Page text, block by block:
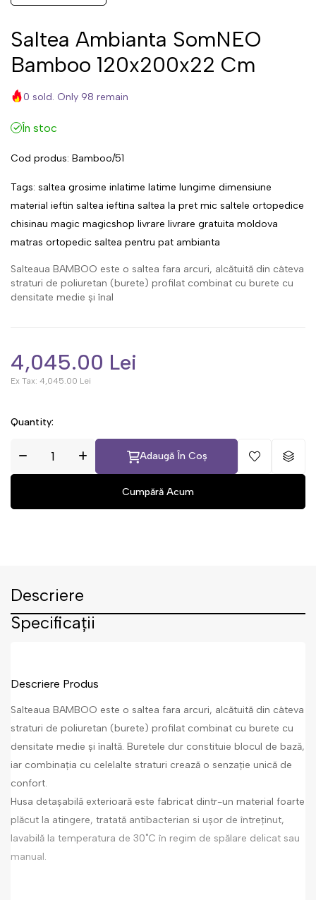
Saltea Ambianta SomNEO
Bamboo 120x200x22 Cm
0 sold. Only 98 remain
În stoc
Cod produs: Bamboo/51
Tags: saltea grosime inlatime latime lungime dimensiune
material ieftin saltea ieftina saltea la pret mic saltele ortopedice
chisinau magic magicshop livrare livrare gratuita moldova
matras ortopedic saltea pentru pat ambianta
Salteaua BAMBOO este o saltea fara arcuri, alcătuită din câteva
straturi de poliuretan (burete) profilat combinat cu burete cu
densitate medie și înal
4,045.00 Lei
Ex Tax: 4,045.00 Lei
Quantity:
Adaugă În Coș
Descriere
Specificații
Descriere Produs
Salteaua BAMBOO este o saltea fara arcuri, alcătuită din câteva
straturi de poliuretan (burete) profilat combinat cu burete cu
densitate medie și înaltă. Buretele dur constituie blocul de bază,
iar combinația cu celelalte straturi crează o senzație unică de
confort.
Husa detașabilă exterioară este fabricat dintr-un material foarte
plăcut la atingere, tratată antibacterian si ușor de întreținut,
lavabilă la temperatura de 30˚C în regim de spălare delicat sau
manual.